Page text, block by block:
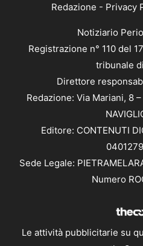
Redazione - Privacy
Notiziario
Registrazione n° 110 del
tribunale
Direttore
Redazione: Via Mariani, 8
Editore: CONTENUTI
Sede Legale:
Numero
Le attività pubblicitarie su